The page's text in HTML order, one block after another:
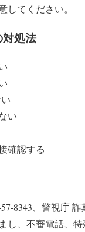
してください。
処法
い
確認する
8343、警視庁
し、不審電話、